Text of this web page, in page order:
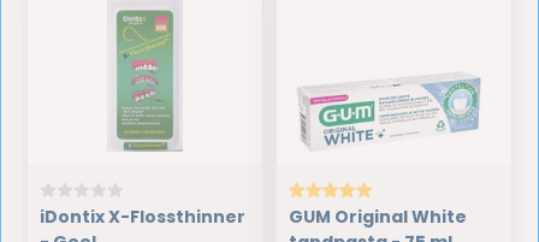
iDontix X-Flossthinner
GUM Original White